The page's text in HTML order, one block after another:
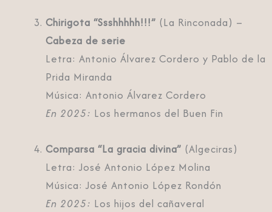
Chirigota “Ssshhhhh!!!” (La Rinconada) –
Cabeza de serie
Letra: Antonio Álvarez Cordero y Pablo de la
Prida Miranda
Música: Antonio Álvarez Cordero
En 2025: Los hermanos del Buen Fin
Comparsa “La gracia divina” (Algeciras)
Letra: José Antonio López Molina
Música: José Antonio López Rondón
En 2025: Los hijos del cañaveral